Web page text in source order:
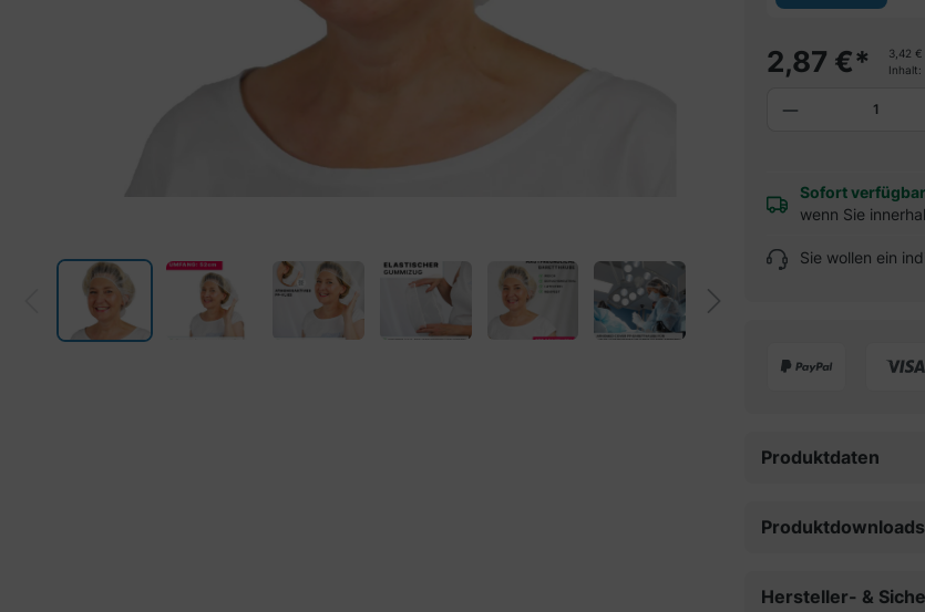
Sofort verfügbar
wenn Sie
2,87 €* 3,42 €
Inhalt:
Produkt
Sie wollen ein
Produktdaten
Produktdownloads
Hersteller- &